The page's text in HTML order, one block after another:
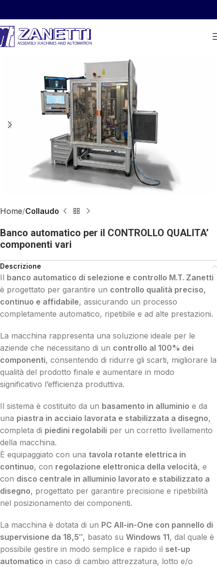
Home Collaudo
Banco automatico per il CONTROLLO QUALITA’
componenti vari
Descrizione
Il banco automatico di selezione e controllo M.T. Zanetti
è progettato per garantire un controllo qualità preciso,
continuo e affidabile, assicurando un processo
completamente automatico, ripetibile e ad alte prestazioni.
La macchina rappresenta una soluzione ideale per le
aziende che necessitano di un controllo al 100% dei
componenti, consentendo di ridurre gli scarti, migliorare la
qualità del prodotto finale e aumentare in modo
significativo l’efficienza produttiva.
Il sistema è costituito da un basamento in alluminio e da
una piastra in acciaio lavorata e stabilizzata a disegno,
completa di piedini regolabili per un corretto livellamento
della macchina.
È equipaggiato con una tavola rotante elettrica in
continuo, con regolazione elettronica della velocità, e
con disco centrale in alluminio lavorato e stabilizzato a
disegno, progettato per garantire precisione e ripetibilità
nel posizionamento dei componenti.
La macchina è dotata di un PC All-in-One con pannello di
supervisione da 18,5″, basato su Windows 11, dal quale è
possibile gestire in modo semplice e rapido il set-up
automatico in caso di cambio attrezzatura, lotto e/o